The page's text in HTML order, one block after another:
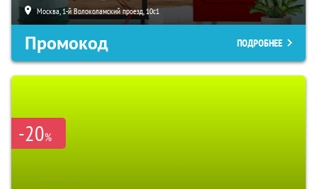
Москва, 1-й Волоколамский проезд, 10с1
Промокод ПОДРОБНЕЕ
-20%